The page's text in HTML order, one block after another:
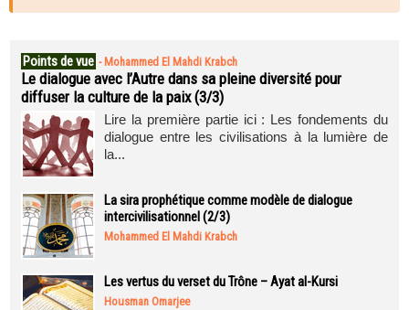
Points de vue - Mohammed El Mahdi Krabch
Le dialogue avec l’Autre dans sa pleine diversité pour
diffuser la culture de la paix (3/3)
Lire la première partie ici : Les fondements du
dialogue entre les civilisations à la lumière de
la...
La sira prophétique comme modèle de dialogue
intercivilisationnel (2/3)
Mohammed El Mahdi Krabch
Les vertus du verset du Trône – Ayat al-Kursi
Housman Omarjee